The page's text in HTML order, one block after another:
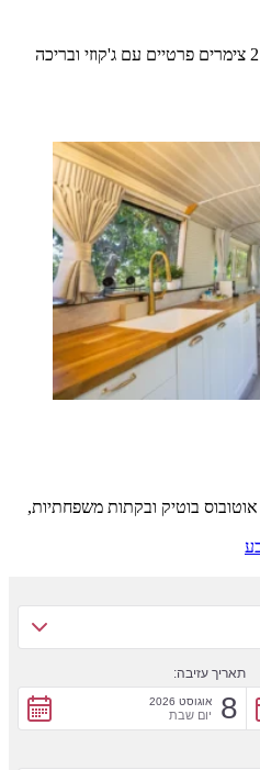
נירוונה נופש בגליל הינו מתחים של 2 צימרים פרטיים עם ג'קוזי ובריכה
בוטיק ובקתות משפחתיות,
תאריך עזיבה:
8 אוגוסט 2026
יום שבת